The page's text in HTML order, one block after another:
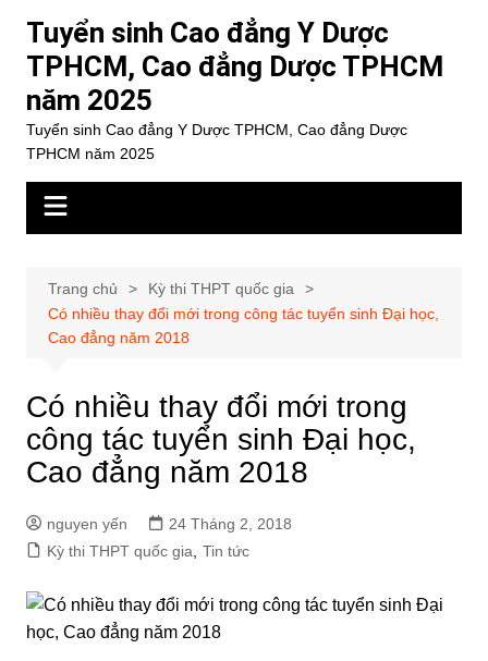
dung
Tuyển sinh Cao đẳng Y Dược
TPHCM, Cao đẳng Dược TPHCM
năm 2025
Tuyển sinh Cao đẳng Y Dược TPHCM, Cao đẳng Dược
TPHCM năm 2025
Trang chủ
Kỳ thi THPT quốc gia
Có nhiều thay đổi mới trong công tác tuyển sinh Đại học,
Cao đẳng năm 2018
Có nhiều thay đổi mới trong
công tác tuyển sinh Đại học,
Cao đẳng năm 2018
nguyen yến
24 Tháng 2, 2018
Kỳ thi THPT quốc gia
Tin tức